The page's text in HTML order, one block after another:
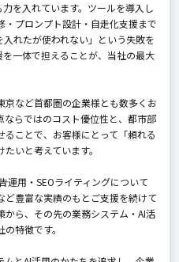
を入れています。ツールを導入し
プロンプト設計・自走化支援まで
れたが使われない」という失敗を
一体で担えることが、当社の最大
など首都圏の企業様とも数多くお
らではのコスト優位性と、都市部
ことで、お客様にとって「頼れる
いと考えています。
運用・SEOライティングについて
豊富な実績のもとご支援を続けて
ら、その先の業務システム・AI活
特徴です。